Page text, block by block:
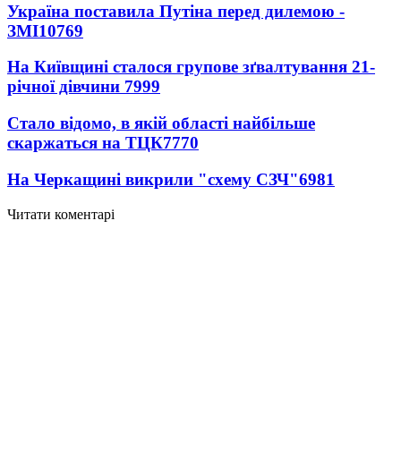
Україна поставила Путіна перед дилемою -
ЗМІ10769
На Київщині сталося групове зґвалтування 21-
річної дівчини 7999
Стало відомо, в якій області найбільше
скаржаться на ТЦК7770
На Черкащині викрили "схему СЗЧ"6981
Читати коментарі